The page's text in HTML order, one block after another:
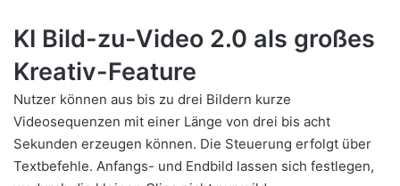
KI Bild-zu-Video 2.0 als großes
Kreativ-Feature
Nutzer können aus bis zu drei Bildern kurze
Videosequenzen mit einer Länge von drei bis acht
Sekunden erzeugen können. Die Steuerung erfolgt über
Textbefehle. Anfangs- und Endbild lassen sich festlegen,